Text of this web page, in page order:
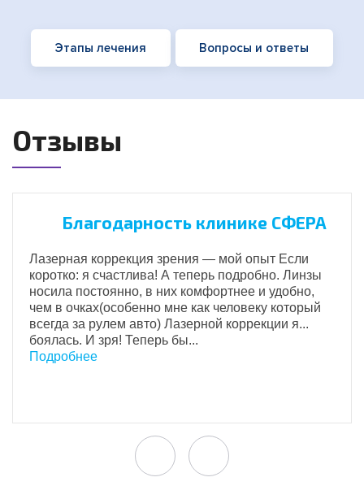
Этапы лечения Вопросы и ответы
Отзывы
Благодарность клинике СФЕРА
Лазерная коррекция зрения — мой опыт Если
коротко: я счастлива! А теперь подробно. Линзы
носила постоянно, в них комфортнее и удобно,
чем в очках(особенно мне как человеку который
всегда за рулем авто) Лазерной коррекции я...
боялась. И зря! Теперь бы...
Подробнее